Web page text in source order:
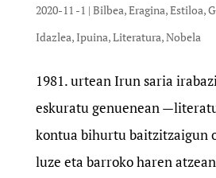
2020-11 -1 | Bilbea,Eragina,Estiloa,
Idazlea,Ipuina,Literatura,Nobela
1981. urtean Irun saria
eskuratu genuenean
kontua bihurtu baitzitzaigun
luze eta barroko haren